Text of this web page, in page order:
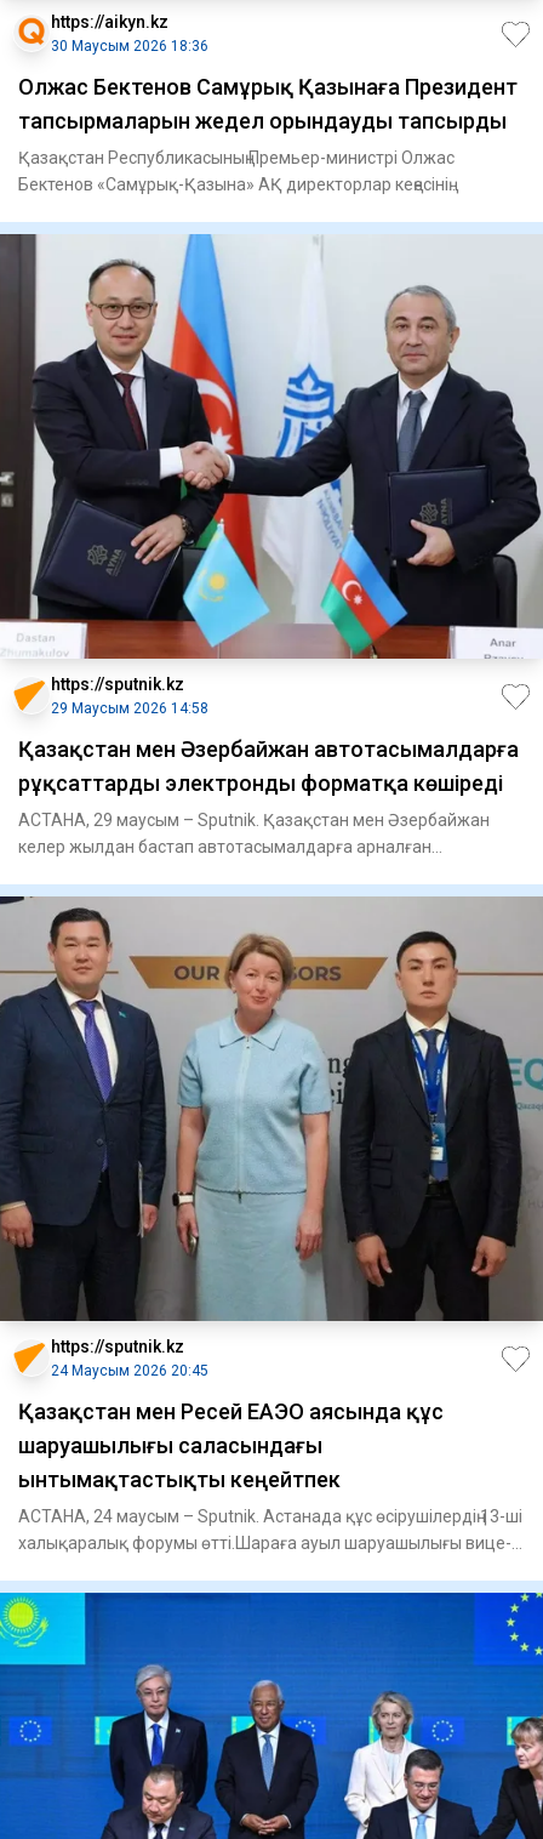
https://aikyn.kz
30 Маусым 2026 18:36
Олжас Бектенов Самұрық Қазынаға Президент
тапсырмаларын жедел орындауды тапсырды
Қазақстан Республикасының Премьер-министрі Олжас
Бектенов «Самұрық-Қазына» АҚ директорлар кеңесінің
https://sputnik.kz
29 Маусым 2026 14:58
Қазақстан мен Әзербайжан автотасымалдарға
рұқсаттарды электронды форматқа көшіреді
АСТАНА, 29 маусым – Sputnik. Қазақстан мен Әзербайжан
келер жылдан бастап автотасымалдарға арналған
https://sputnik.kz
24 Маусым 2026 20:45
Қазақстан мен Ресей ЕАЭО аясында құс
шаруашылығы саласындағы
ынтымақтастықты кеңейтпек
АСТАНА, 24 маусым – Sputnik. Астанада құс өсірушілердің 13-ші
халықаралық форумы өтті.Шараға ауыл шаруашылығы вице-